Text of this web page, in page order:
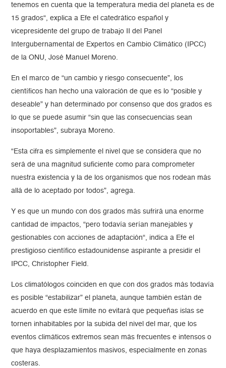
tenemos en cuenta que la temperatura media del planeta es de
15 grados“, explica a Efe el catedrático español y
vicepresidente del grupo de trabajo II del Panel
Intergubernamental de Expertos en Cambio Climático (IPCC)
de la ONU, José Manuel Moreno.
En el marco de “un cambio y riesgo consecuente”, los
científicos han hecho una valoración de que es lo “posible y
deseable” y han determinado por consenso que dos grados es
lo que se puede asumir “sin que las consecuencias sean
insoportables”, subraya Moreno.
“Esta cifra es simplemente el nivel que se considera que no
será de una magnitud suficiente como para comprometer
nuestra existencia y la de los organismos que nos rodean más
allá de lo aceptado por todos”, agrega.
Y es que un mundo con dos grados más sufrirá una enorme
cantidad de impactos, “pero todavía serían manejables y
gestionables con acciones de adaptación“, indica a Efe el
prestigioso científico estadounidense aspirante a presidir el
IPCC, Christopher Field.
Los climatólogos coinciden en que con dos grados más todavía
es posible “estabilizar” el planeta, aunque también están de
acuerdo en que este límite no evitará que pequeñas islas se
tornen inhabitables por la subida del nivel del mar, que los
eventos climáticos extremos sean más frecuentes e intensos o
que haya desplazamientos masivos, especialmente en zonas
costeras.